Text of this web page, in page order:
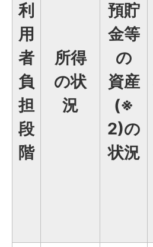
利
用
者
負
担
段
階
所得
の状
況
預貯
金等
の
資産
(※
2)の
状況